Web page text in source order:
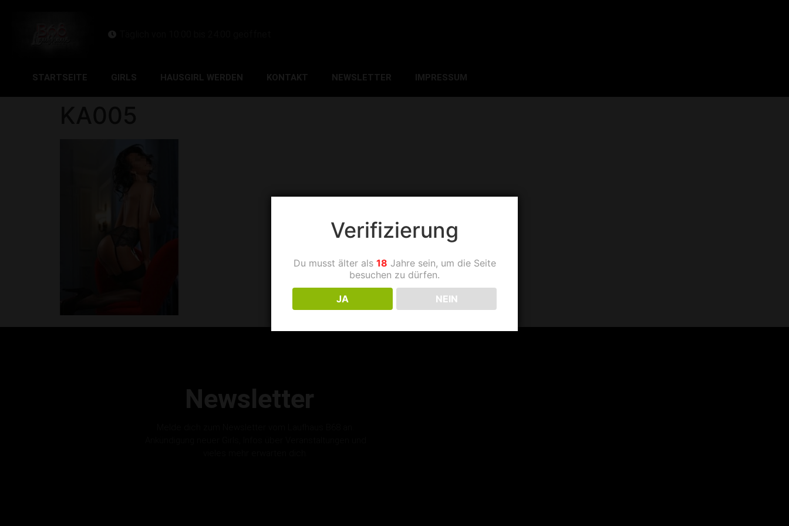
STARTSEITE GIRLS HAUSGIRL WERDEN KONTAKT NEWSLETTER IMPRESSUM
Newsletter
Verifizierung
Du musst älter als 18 Jahre sein, um die Seite
besuchen zu dürfen.
JA NEIN